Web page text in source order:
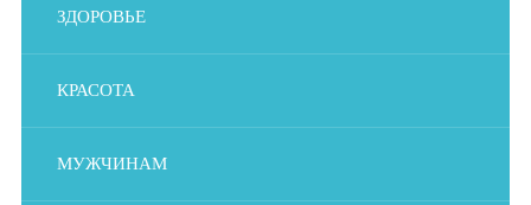
ЗДОРОВЬЕ
КРАСОТА
МУЖЧИНАМ